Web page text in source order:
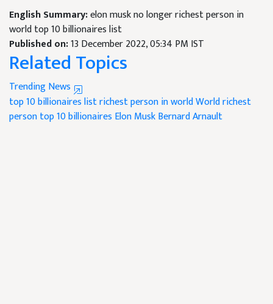
English Summary:elon musk no longer richest person in
world top 10 billionaires list
Published on:13 December 2022, 05:34 PM IST
Related Topics
Trending News
top 10 billionaires listrichest person in worldWorld richest
persontop 10 billionaires Elon MuskBernard Arnault